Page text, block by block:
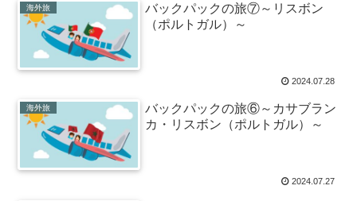
海外旅
バックパックの旅⑦～リスボン
（ポルトガル）～
2024.07.28
海外旅
バックパックの旅⑥～カサブラン
カ・リスボン（ポルトガル）～
2024.07.27